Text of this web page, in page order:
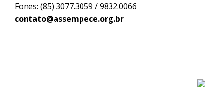
Fones: (85) 3077.3059 / 9832.0066
contato@assempece.org.br